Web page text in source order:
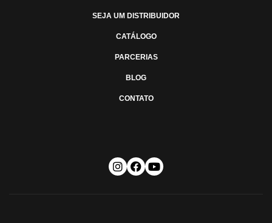
SEJA UM DISTRIBUIDOR
CATÁLOGO
PARCERIAS
BLOG
CONTATO